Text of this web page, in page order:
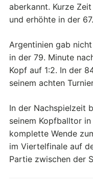
aberkannt. Kurze
und erhöhte in der
Argentinien gab
in der 79. Minute
Kopf auf 1:2. In der
seinem achten
In der Nachspielzeit
seinem Kopfballtor
komplette Wende
im Viertelfinale auf
Partie zwischen der